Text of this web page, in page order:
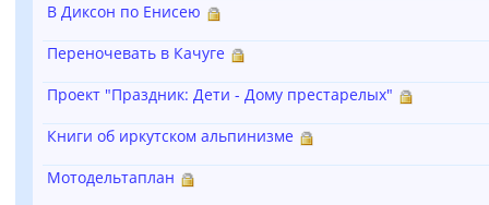
В Диксон по Енисею
Переночевать в Качуге
Проект "Праздник: Дети - Дому престарелых"
Книги об иркутском альпинизме
Мотодельтаплан